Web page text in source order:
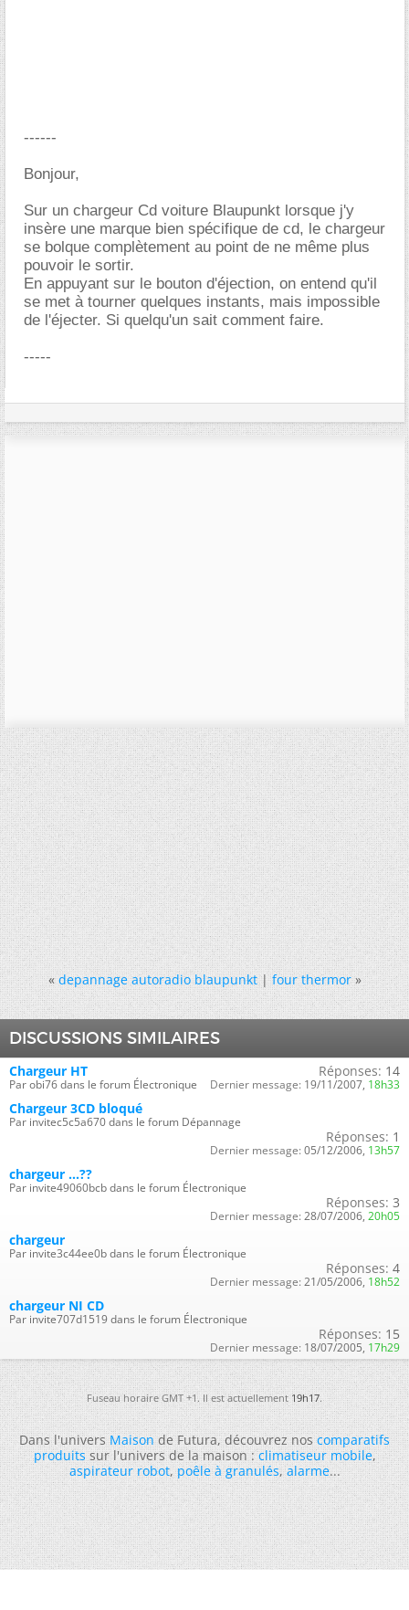
------
Bonjour,
Sur un chargeur Cd voiture Blaupunkt lorsque j'y
insère une marque bien spécifique de cd, le chargeur
se bolque complètement au point de ne même plus
pouvoir le sortir.
En appuyant sur le bouton d'éjection, on entend qu'il
se met à tourner quelques instants, mais impossible
de l'éjecter. Si quelqu'un sait comment faire.
-----
« depannage autoradio blaupunkt|four thermor »
DISCUSSIONS SIMILAIRES
Chargeur HT
Par obi76 dans le forum Électronique
Réponses: 14
Dernier message: 19/11/2007, 18h33
Chargeur 3CD bloqué
Par invitec5c5a670 dans le forum Dépannage
Réponses: 1
Dernier message: 05/12/2006, 13h57
chargeur ...??
Par invite49060bcb dans le forum Électronique
Réponses: 3
Dernier message: 28/07/2006, 20h05
chargeur
Par invite3c44ee0b dans le forum Électronique
Réponses: 4
Dernier message: 21/05/2006, 18h52
chargeur NI CD
Par invite707d1519 dans le forum Électronique
Réponses: 15
Dernier message: 18/07/2005, 17h29
Fuseau horaire GMT +1. Il est actuellement19h17.
Dans l'universMaisonde Futura, découvrez noscomparatifs
produitssur l'univers de la maison :climatiseur mobile,
aspirateur robot,poêle à granulés,alarme...